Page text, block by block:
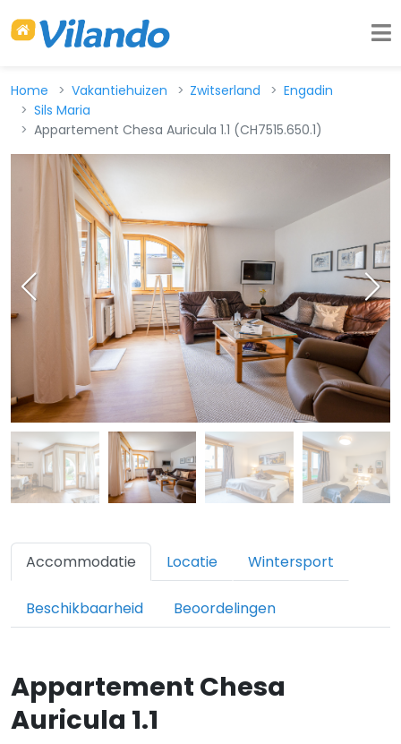
Home Vakantiehuizen Zwitserland
Engadin
Sils Maria
Appartement Chesa Auricula 1.1 (CH7515.650.1)
Accommodatie Locatie Wintersport
Beschikbaarheid Beoordelingen
Appartement Chesa
Auricula 1.1